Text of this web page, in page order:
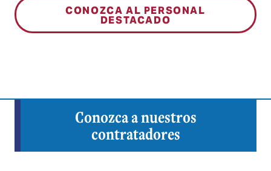
CONOZCA AL PERSONAL
DESTACADO
Conozca a nuestros
contratadores